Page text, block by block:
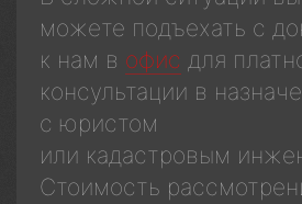
можете подъехать с
к нам в офис для
консультации в
с юристом
или кадастровым
Стоимость